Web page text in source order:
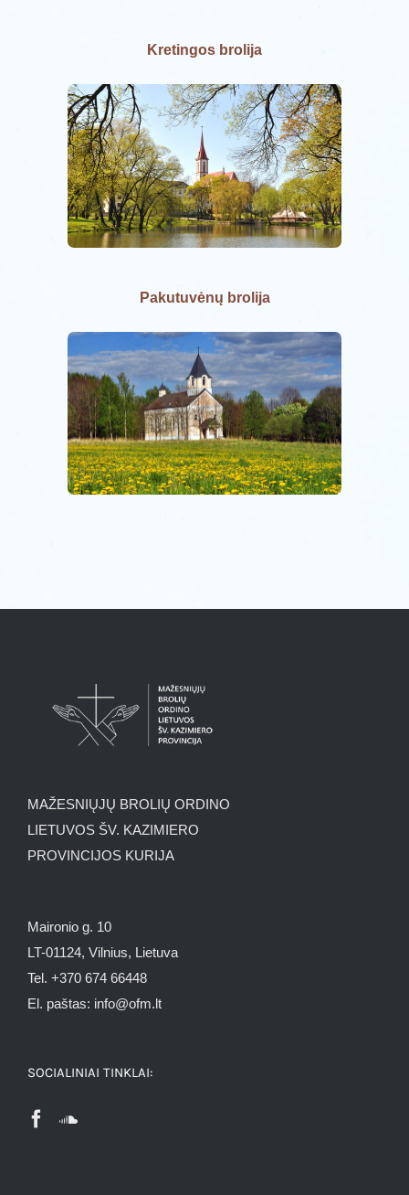
Kretingos brolija
Pakutuvėnų brolija
MAŽESNIŲJŲ BROLIŲ ORDINO
LIETUVOS ŠV. KAZIMIERO
PROVINCIJOS KURIJA
Maironio g. 10
LT-01124, Vilnius, Lietuva
Tel. +370 674 66448
El. paštas: info@ofm.lt
SOCIALINIAI TINKLAI: